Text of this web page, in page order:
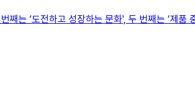
는 ‘도전하고 성장하는 문화', 두 번째는 ‘제품